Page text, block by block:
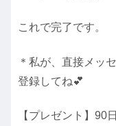
これで完了です。
＊私が、直接メッ
登録してね💕
【プレゼント】90